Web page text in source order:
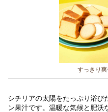
すっきり
シチリアの太陽をたっぷり浴び
ン果汁です。温暖な気候と肥